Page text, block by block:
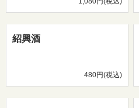
紹興酒
480円(税込)